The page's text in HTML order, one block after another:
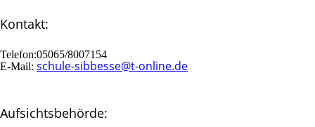
Kontakt:
Telefon:05065/8007154
E-Mail: schule-sibbesse@t-online.de
Aufsichtsbehörde: